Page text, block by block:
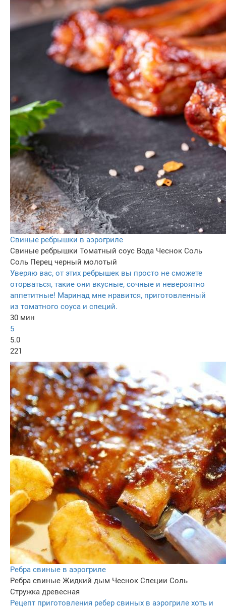
Свиные ребрышки в аэрогриле
Свиные ребрышки Томатный соус Вода Чеснок Соль
Соль Перец черный молотый
Уверяю вас, от этих ребрышек вы просто не сможете
оторваться, такие они вкусные, сочные и невероятно
аппетитные! Маринад мне нравится, приготовленный
из томатного соуса и специй.
30 мин
5
5.0
221
Ребра свиные в аэрогриле
Ребра свиные Жидкий дым Чеснок Специи Соль
Стружка древесная
Рецепт приготовления ребер свиных в аэрогриле хоть и